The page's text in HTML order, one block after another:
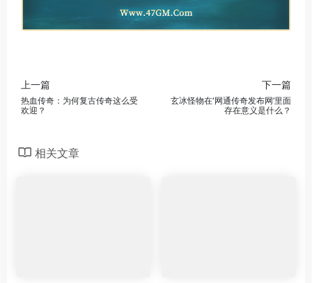
上一篇
热血传奇：为何复古传奇这么受
欢迎？
下一篇
玄冰怪物在‘网通传奇发布网’里面
存在意义是什么？
相关文章